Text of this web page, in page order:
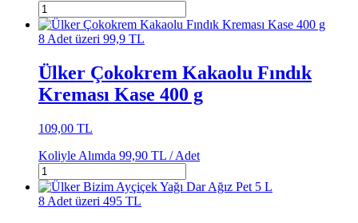
8 Adet üzeri 99,9 TL
Ülker Çokokrem Kakaolu Fındık
Kreması Kase 400 g
109,00 TL
Koliyle Alımda 99,90 TL /Adet
8 Adet üzeri 495 TL